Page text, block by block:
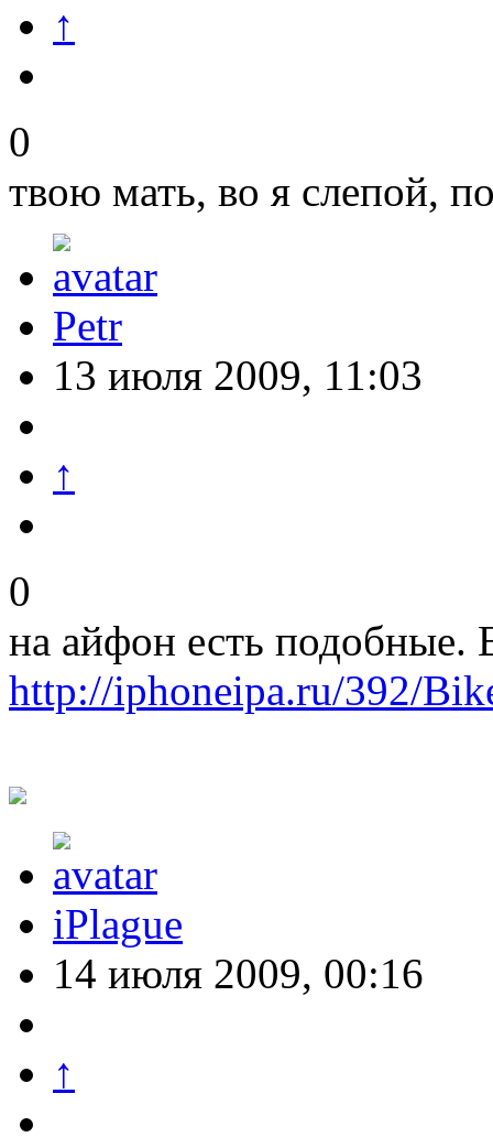
↑
0
твою мать, во я слепой,
Petr
13 июля 2009, 11:03
↑
0
на айфон есть подобные.
http://iphoneipa.ru/392/
iPlague
14 июля 2009, 00:16
↑